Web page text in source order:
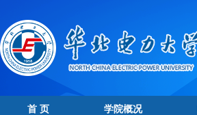
首 页 学院概况